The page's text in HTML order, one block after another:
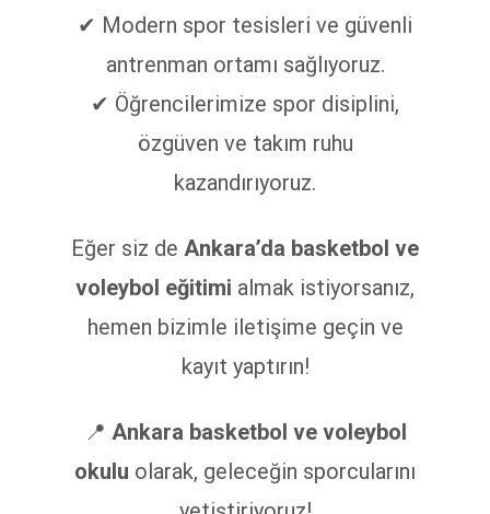
✔ Modern spor tesisleri ve güvenli
antrenman ortamı sağlıyoruz.
✔ Öğrencilerimize spor disiplini,
özgüven ve takım ruhu
kazandırıyoruz.
Eğer siz de Ankara’da basketbol ve
voleybol eğitimi almak istiyorsanız,
hemen bizimle iletişime geçin ve
kayıt yaptırın!
📍 Ankara basketbol ve voleybol
okulu olarak, geleceğin sporcularını